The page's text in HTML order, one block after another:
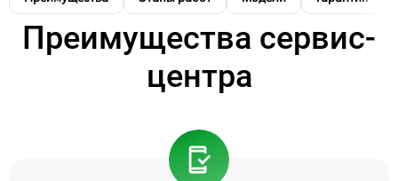
Преимущества сервис-
центра